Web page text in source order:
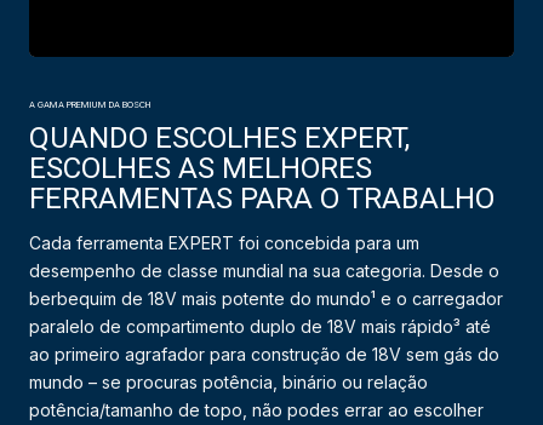
A GAMA PREMIUM DA BOSCH
QUANDO ESCOLHES EXPERT,
ESCOLHES AS MELHORES
FERRAMENTAS PARA O TRABALHO
Cada ferramenta EXPERT foi concebida para um
desempenho de classe mundial na sua categoria. Desde o
berbequim de 18V mais potente do mundo¹ e o carregador
paralelo de compartimento duplo de 18V mais rápido³ até
ao primeiro agrafador para construção de 18V sem gás do
mundo – se procuras potência, binário ou relação
potência/tamanho de topo, não podes errar ao escolher